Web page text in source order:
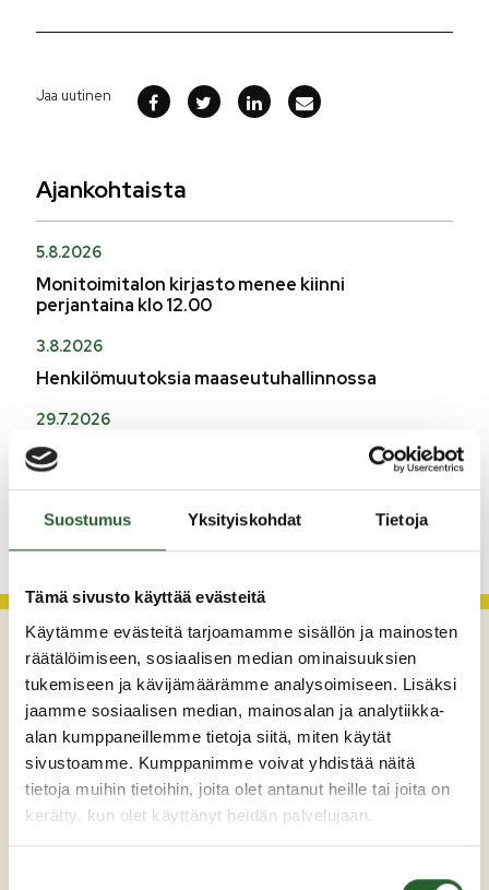
Suostumus Yksityiskohdat Tietoja
Tämä sivusto käyttää evästeitä
Käytämme evästeitä tarjoamamme sisällön ja mainosten
räätälöimiseen, sosiaalisen median ominaisuuksien
tukemiseen ja kävijämäärämme analysoimiseen. Lisäksi
jaamme sosiaalisen median, mainosalan ja analytiikka-
alan kumppaneillemme tietoja siitä, miten käytät
sivustoamme. Kumppanimme voivat yhdistää näitä
tietoja muihin tietoihin, joita olet antanut heille tai joita on
kerätty, kun olet käyttänyt heidän palvelujaan.
Jaa uutinen
Ajankohtaista
5.8.2026
Monitoimitalon kirjasto menee kiinni
perjantaina klo 12.00
3.8.2026
Henkilömuutoksia maaseutuhallinnossa
29.7.2026
Asfaltointityöt taajamassa myöhästyvät
KATSO KAIKKI
Maaherrankatu 7
89200 Puolanka